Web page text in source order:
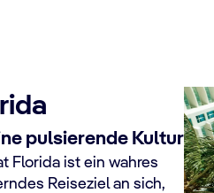
pulsierende Kultur
Florida ist ein wahres
Reiseziel an sich,